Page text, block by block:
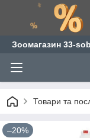
Зоомагазин 33-
Товари та
–20%